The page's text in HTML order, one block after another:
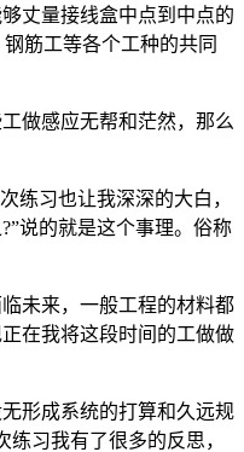
丈量接线盒中点到中点的
筋工等各个工种的共同
做感应无帮和茫然，那么
习也让我深深的大白，
说的就是这个事理。俗称
未来，一般工程的材料都
在我将这段时间的工做做
形成系统的打算和久远规
习我有了很多的反思，